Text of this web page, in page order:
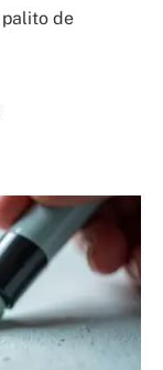
palito de